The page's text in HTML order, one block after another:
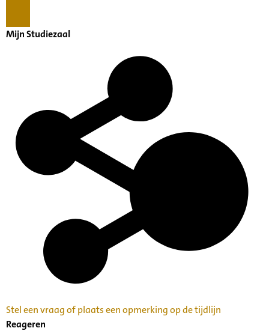
Mijn Studiezaal
Stel een vraag of plaats een opmerking op de tijdlijn
Reageren